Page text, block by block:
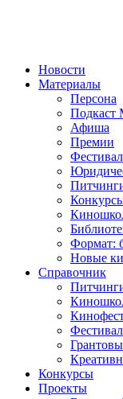
Новости
Материалы
Персона
Подкаст
Афиша
Премии
Формат:
Новые
Справочник
Конкурсы
Проекты